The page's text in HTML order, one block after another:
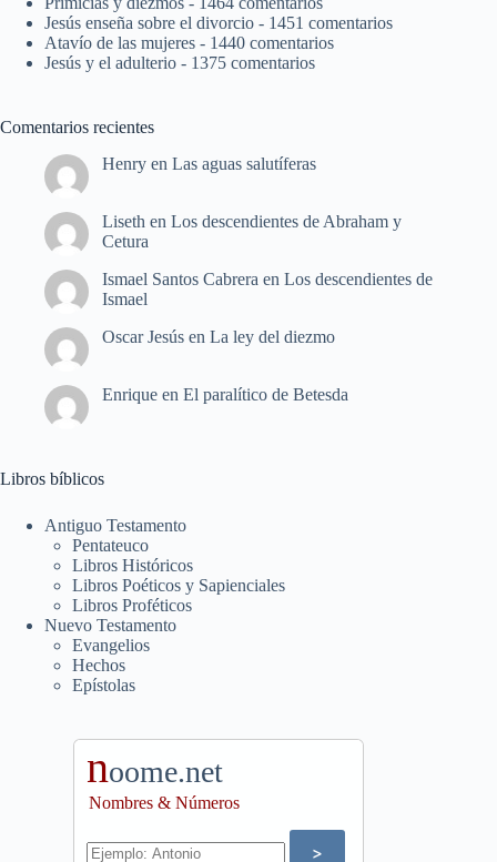
Jesús enseña sobre el divorcio - 1451 comentarios
Atavío de las mujeres - 1440 comentarios
Jesús y el adulterio - 1375 comentarios
Comentarios recientes
Henry en Las aguas salutíferas
Liseth en Los descendientes de Abraham y
Cetura
Ismael Santos Cabrera en Los descendientes de
Ismael
Oscar Jesús en La ley del diezmo
Enrique en El paralítico de Betesda
Libros bíblicos
Antiguo Testamento
Pentateuco
Libros Históricos
Libros Poéticos y Sapienciales
Libros Proféticos
Nuevo Testamento
Evangelios
Hechos
Epístolas
noome.net
Nombres & Números